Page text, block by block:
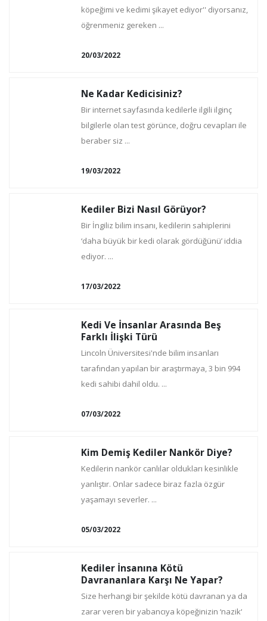
köpeğimi ve kedimi şikayet ediyor'' diyorsanız,
öğrenmeniz gereken ...
20/03/2022
Ne Kadar Kedicisiniz?
Bir internet sayfasında kedilerle ilgili ilginç
bilgilerle olan test görünce, doğru cevapları ile
beraber siz ...
19/03/2022
Kediler Bizi Nasıl Görüyor?
Bir İngiliz bilim insanı, kedilerin sahiplerini
‘daha büyük bir kedi olarak gördüğünü’ iddia
ediyor. ...
17/03/2022
Kedi Ve İnsanlar Arasında Beş
Farklı İlişki Türü
Lincoln Üniversitesi'nde bilim insanları
tarafından yapılan bir araştırmaya, 3 bin 994
kedi sahibi dahil oldu. ...
07/03/2022
Kim Demiş Kediler Nankör Diye?
Kedilerin nankör canlılar oldukları kesinlikle
yanlıştır. Onlar sadece biraz fazla özgür
yaşamayı severler. ...
05/03/2022
Kediler İnsanına Kötü
Davrananlara Karşı Ne Yapar?
Size herhangi bir şekilde kötü davranan ya da
zarar veren bir yabancıya köpeğinizin ‘nazik‘